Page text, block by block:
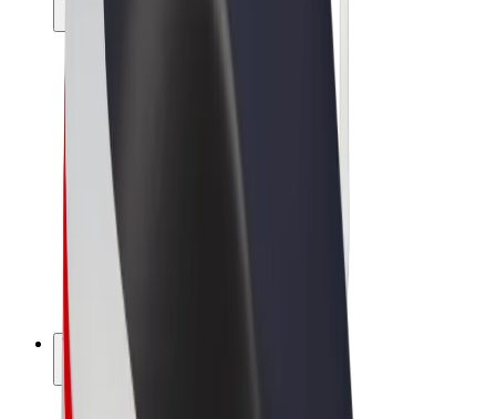
Jízdy
Koloběžky
Bolt Market
Bolt Food
Bolt Drive
Bolt for Business
E-kola
Bolt Plus
Vydělávejte s Boltem
Řidiči